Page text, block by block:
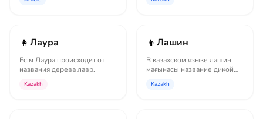
👧 Лаура
Есім Лаура происходит от
названия дерева лавр.
Kazakh
👦 Лашин
В казахском языке лашин
мағынасы название дикой
Kazakh